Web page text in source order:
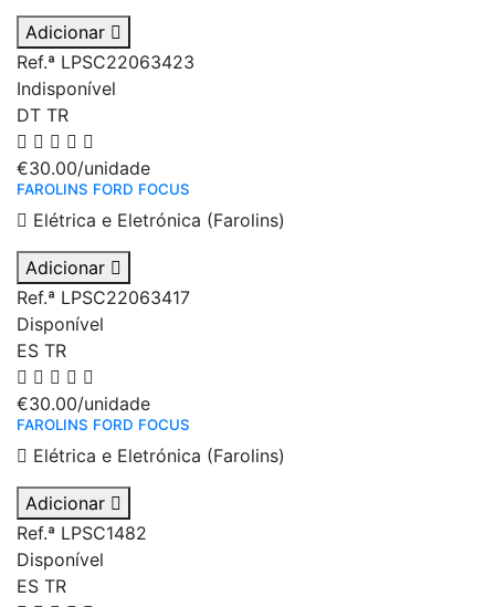
Adicionar
Ref.ª LPSC22063423
Indisponível
DT TR
€30.00/unidade
FAROLINS FORD FOCUS
Elétrica e Eletrónica (Farolins)
Adicionar
Ref.ª LPSC22063417
Disponível
ES TR
€30.00/unidade
FAROLINS FORD FOCUS
Elétrica e Eletrónica (Farolins)
Adicionar
Ref.ª LPSC1482
Disponível
ES TR